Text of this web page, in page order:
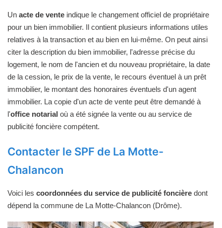
Un acte de vente indique le changement officiel de propriétaire
pour un bien immobilier. Il contient plusieurs informations utiles
relatives à la transaction et au bien en lui-même. On peut ainsi
citer la description du bien immobilier, l'adresse précise du
logement, le nom de l'ancien et du nouveau propriétaire, la date
de la cession, le prix de la vente, le recours éventuel à un prêt
immobilier, le montant des honoraires éventuels d'un agent
immobilier. La copie d'un acte de vente peut être demandé à
l'office notarial où a été signée la vente ou au service de
publicité foncière compétent.
Contacter le SPF de La Motte-
Chalancon
Voici les coordonnées du service de publicité foncière dont
dépend la commune de La Motte-Chalancon (Drôme).